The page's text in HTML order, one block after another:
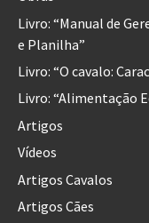
Livro: “Manual de
e Planilha”
Livro: “O cavalo:
Livro: “Alimentação
Artigos
Vídeos
Artigos Cavalos
Artigos Cães